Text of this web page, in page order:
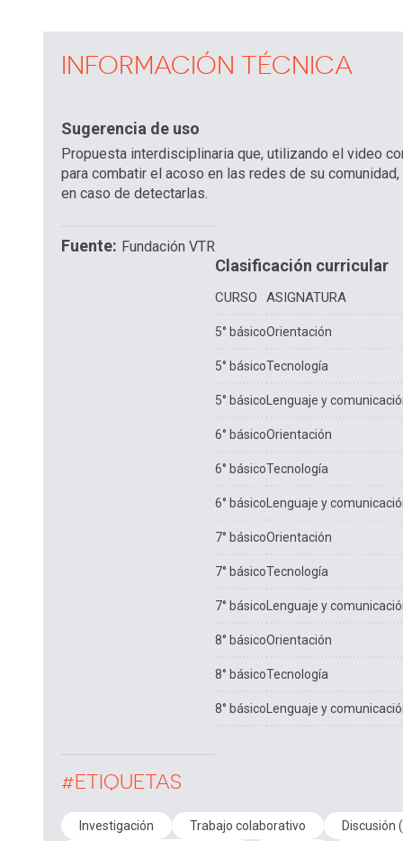
INFORMACIÓN TÉCNICA
Sugerencia de uso
Propuesta interdisciplinaria que, utilizando el video
para combatir el acoso en las redes de su
en caso de detectarlas.
Fuente Fundación VTR
Clasificación curricular
CURSO ASIGNATURA
5° básicoOrientación
5° básicoTecnología
5° básico Lenguaje y
6° básicoOrientación
6° básicoTecnología
6° básico Lenguaje y
7° básicoOrientación
7° básicoTecnología
7° básico Lenguaje y
8° básicoOrientación
8° básicoTecnología
8° básico Lenguaje y
#ETIQUETAS
Investigación Trabajo colaborativo Discusión